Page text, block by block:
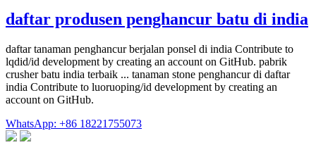
daftar produsen penghancur batu di india
daftar tanaman penghancur berjalan ponsel di india Contribute to
lqdid/id development by creating an account on GitHub. pabrik
crusher batu india terbaik ... tanaman stone penghancur di daftar
india Contribute to luoruoping/id development by creating an
account on GitHub.
WhatsApp: +86 18221755073